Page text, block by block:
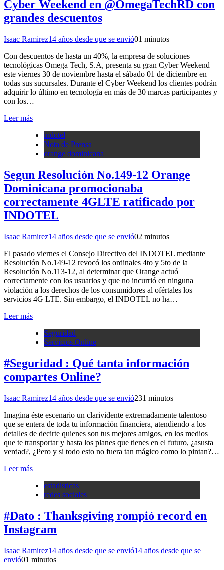
Cyber Weekend en @OmegaTechRD con
grandes descuentos
Isaac Ramirez14 años desde que se envió01 minutos
Con descuentos de hasta un 40%, la empresa de soluciones
tecnológicas Omega Tech, S.A, presenta su gran Cyber Weekend
este viernes 30 de noviembre hasta el sábado 01 de diciembre en
todas sus sucursales. Durante el Cyber Weekend los clientes podrán
adquirir lo último en tecnología en más de 30 marcas participantes y
con los…
Leer más
indotel
Nota de Prensa
orange dominicana
Segun Resolución No.149-12 Orange
Dominicana promocionaba
correctamente 4GLTE ratificado por
INDOTEL
Isaac Ramirez14 años desde que se envió02 minutos
El pasado viernes el Consejo Directivo del INDOTEL mediante
Resolución No.149-12 revocó los ordinales 4to y 5to de la
Resolución No.113-12, al determinar que Orange actuó
correctamente con los usuarios y que no incurrió en ninguna
violación a los derechos de los consumidores al ofértales los
servicios 4G LTE. Sin embargo, el INDOTEL no ha…
Leer más
Seguridad
Servicios Online
#Seguridad : Qué tanta información
compartes Online?
Isaac Ramirez14 años desde que se envió231 minutos
Imagina éste escenario un clarividente extremadamente talentoso
que se entera de toda tu información financiera, atendiendo a los
detalles de decirte quienes son tus mejores amigos, en los medios
que te transportar y hasta los planes que tienes en el futuro, ¿asusta
verdad?, ¿Pero y si todo esto no fuera tan mágico como lo pintan?…
Leer más
estadisticas
redes sociales
#Dato : Thanksgiving rompió record en
Instagram
Isaac Ramirez14 años desde que se envió14 años desde que se
envió01 minutos